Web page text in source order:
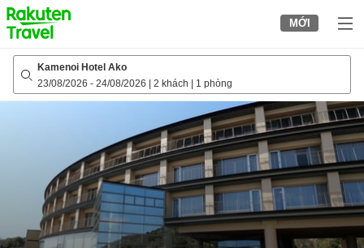
to
top
page
MỚI
Kamenoi Hotel Ako
23/08/2026 - 24/08/2026 2 khách 1 phòng